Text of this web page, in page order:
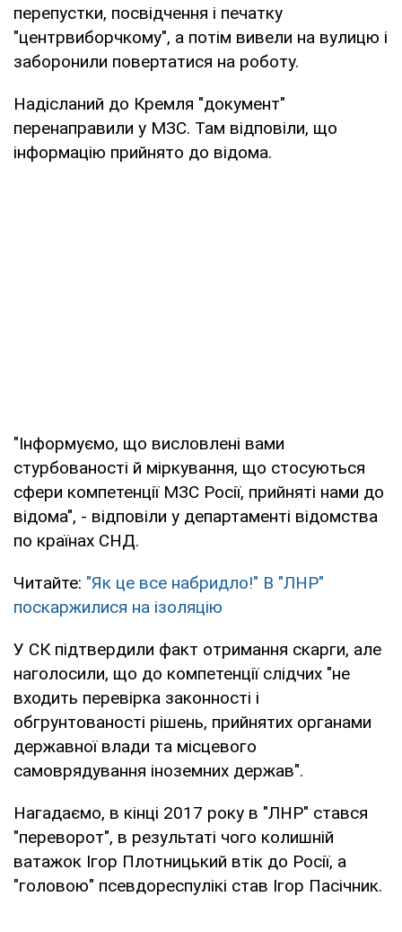
перепустки, посвідчення і печатку
"центрвиборчкому", а потім вивели на вулицю і
заборонили повертатися на роботу.
Надісланий до Кремля "документ"
перенаправили у МЗС. Там відповіли, що
інформацію прийнято до відома.
"Інформуємо, що висловлені вами
стурбованості й міркування, що стосуються
сфери компетенції МЗС Росії, прийняті нами до
відома", - відповіли у департаменті відомства
по країнах СНД.
Читайте: "Як це все набридло!" В "ЛНР"
поскаржилися на ізоляцію
У СК підтвердили факт отримання скарги, але
наголосили, що до компетенції слідчих "не
входить перевірка законності і
обгрунтованості рішень, прийнятих органами
державної влади та місцевого
самоврядування іноземних держав".
Нагадаємо, в кінці 2017 року в "ЛНР" стався
"переворот", в результаті чого колишній
ватажок Ігор Плотницький втік до Росії, а
"головою" псевдореспулікі став Ігор Пасічник.